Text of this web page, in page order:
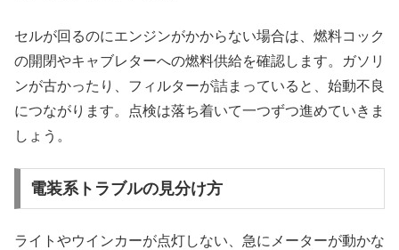
セルが回るのにエンジンがかからない場合は、燃料コック
の開閉やキャブレターへの燃料供給を確認します。ガソリ
ンが古かったり、フィルターが詰まっていると、始動不良
につながります。点検は落ち着いて一つずつ進めていきま
しょう。
電装系トラブルの見分け方
ライトやウインカーが点灯しない、急にメーターが動かな